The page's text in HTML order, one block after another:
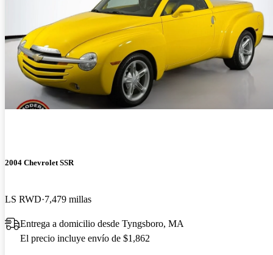
2004 Chevrolet SSR
LS RWD 7,479 millas
Entrega a domicilio desde Tyngsboro, MA
El precio incluye envío de $1,862